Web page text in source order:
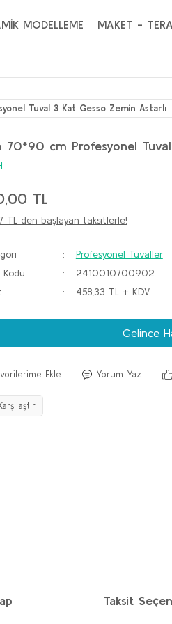
MODELLEME MAKET -
Tuval 3 Kat Gesso Zemin Astarlı
70*90 cm Profesyonel
TL
TL den başlayan taksitlerle!
Profesyonel Tuvaller
2410010700902
458,33 TL + KDV
Gelince
Yorum Yaz
Karşılaştır
Taksit